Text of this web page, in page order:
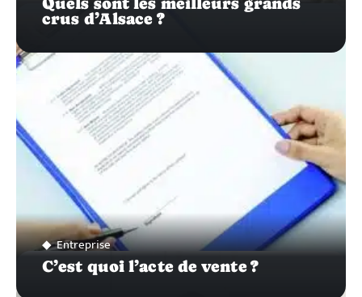
crus d’Alsace ?
Entreprise
C’est quoi l’acte de vente ?